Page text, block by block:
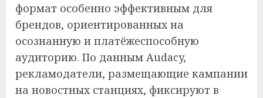
формат особенно эффективным для
брендов, ориентированных на
осознанную и платёжеспособную
аудиторию. По данным Audacy,
рекламодатели, размещающие кампании
на новостных станциях, фиксируют в